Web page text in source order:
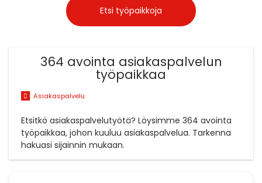
364 avointa asiakaspalvelun
työpaikkaa
Asiakaspalvelu
Etsitkö asiakaspalvelutyötä? Löysimme 364 avointa
työpaikkaa, johon kuuluu asiakaspalvelua. Tarkenna
hakuasi sijainnin mukaan.